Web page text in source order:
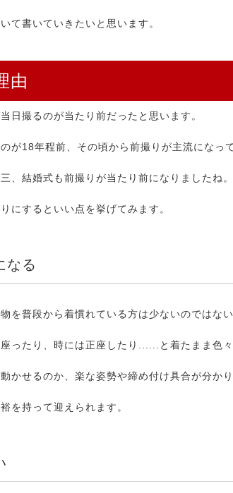
て書いていきたいと思います。
由
日撮るのが当たり前だったと思います。
が18年程前、その頃から前撮りが主流になっ
、結婚式も前撮りが当たり前になりましたね。
にするといい点を挙げてみます。
なる
を普段から着慣れている方は少ないのではない
ったり、時には正座したり......と着たまま色々
かせるのか、楽な姿勢や締め付け具合が分かり
を持って迎えられます。